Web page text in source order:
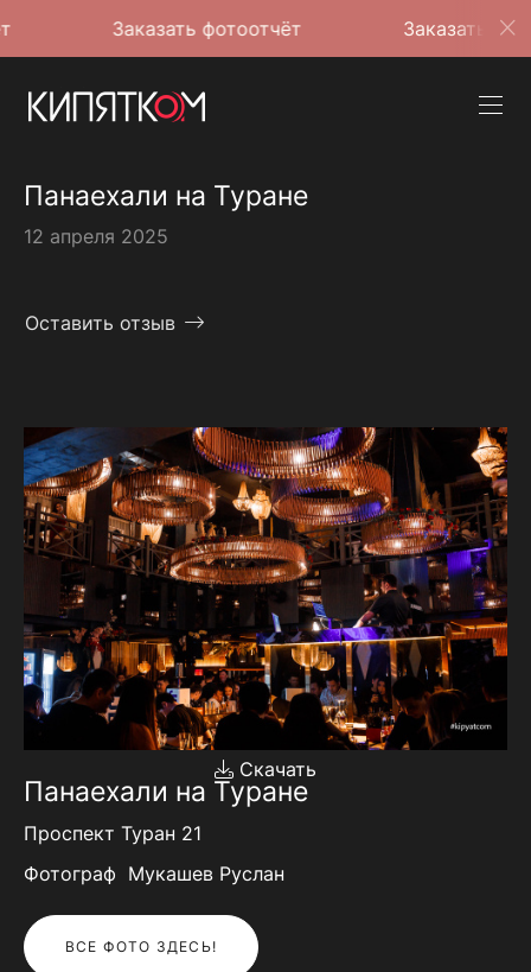
Заказать фотоотчёт Заказать фотоотчёт
Панаехали на Туране
12 апреля 2025
Оставить отзыв
Скачать
Панаехали на Туране
Проспект Туран 21
Фотограф Мукашев Руслан
ВСЕ ФОТО ЗДЕСЬ!